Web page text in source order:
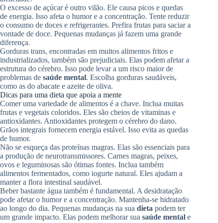
O excesso de açúcar é outro vilão. Ele causa picos e quedas
de energia. Isso afeta o humor e a concentração. Tente reduzir
o consumo de doces e refrigerantes. Prefira frutas para saciar a
vontade de doce. Pequenas mudanças já fazem uma grande
diferença.
Gorduras trans, encontradas em muitos alimentos fritos e
industrializados, também são prejudiciais. Elas podem afetar a
estrutura do cérebro. Isso pode levar a um risco maior de
problemas de saúde mental. Escolha gorduras saudáveis,
como as do abacate e azeite de oliva.
Dicas para uma dieta que apoia a mente
Comer uma variedade de alimentos é a chave. Inclua muitas
frutas e vegetais coloridos. Eles são cheios de vitaminas e
antioxidantes. Antioxidantes protegem o cérebro do dano.
Grãos integrais fornecem energia estável. Isso evita as quedas
de humor.
Não se esqueça das proteínas magras. Elas são essenciais para
a produção de neurotransmissores. Carnes magras, peixes,
ovos e leguminosas são ótimas fontes. Inclua também
alimentos fermentados, como iogurte natural. Eles ajudam a
manter a flora intestinal saudável.
Beber bastante água também é fundamental. A desidratação
pode afetar o humor e a concentração. Mantenha-se hidratado
ao longo do dia. Pequenas mudanças na sua dieta podem ter
um grande impacto. Elas podem melhorar sua saúde mental e